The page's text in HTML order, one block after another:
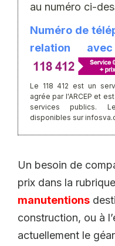
au numéro ci-
Numéro de
relation
Le 118 412 est un
agrée par l'ARCEP et
services publics.
disponibles sur
Un besoin de
prix dans la
manutentions
construction, ou à
actuellement le